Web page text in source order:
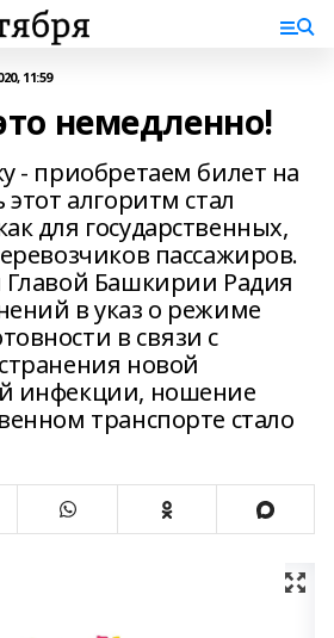
11:59
немедленно!
- приобретаем билет на
этот алгоритм стал
для государственных,
пассажиров.
Главой Башкирии Радия
в указ о режиме
в связи с
новой
инфекции, ношение
транспорте стало